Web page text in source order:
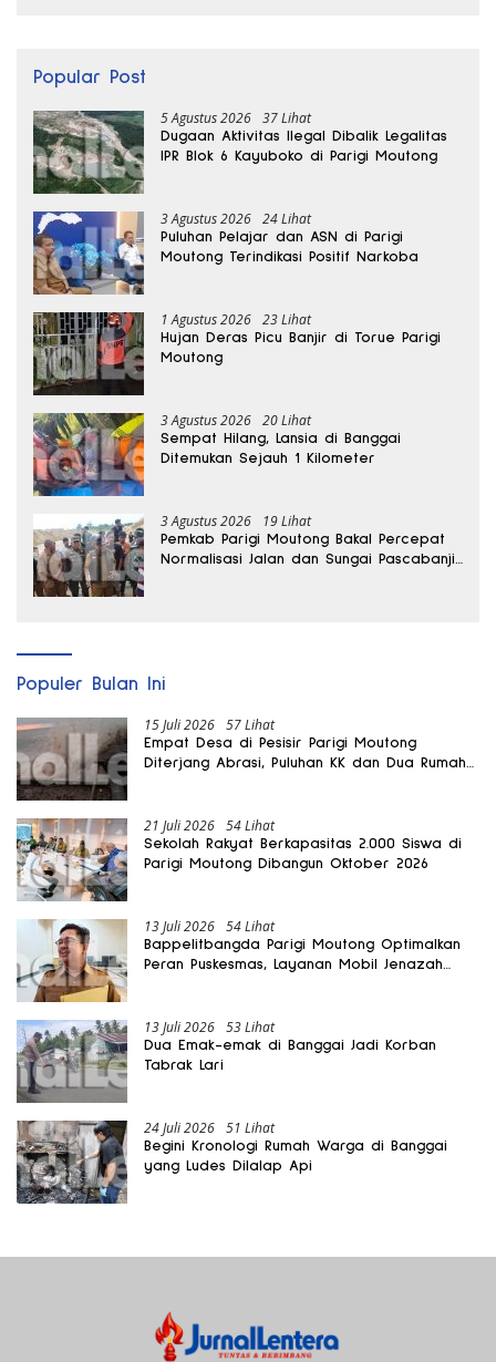
Popular Post
5 Agustus 2026 37 Lihat
Dugaan Aktivitas Ilegal Dibalik Legalitas
IPR Blok 6 Kayuboko di Parigi Moutong
3 Agustus 2026 24 Lihat
Puluhan Pelajar dan ASN di Parigi
Moutong Terindikasi Positif Narkoba
1 Agustus 2026 23 Lihat
Hujan Deras Picu Banjir di Torue Parigi
Moutong
3 Agustus 2026 20 Lihat
Sempat Hilang, Lansia di Banggai
Ditemukan Sejauh 1 Kilometer
3 Agustus 2026 19 Lihat
Pemkab Parigi Moutong Bakal Percepat
Normalisasi Jalan dan Sungai Pascabanjir
Populer Bulan Ini
15 Juli 2026 57 Lihat
Empat Desa di Pesisir Parigi Moutong
Diterjang Abrasi, Puluhan KK dan Dua Rumah
21 Juli 2026 54 Lihat
Sekolah Rakyat Berkapasitas 2.000 Siswa di
Parigi Moutong Dibangun Oktober 2026
13 Juli 2026 54 Lihat
Bappelitbangda Parigi Moutong Optimalkan
Peran Puskesmas, Layanan Mobil Jenazah
13 Juli 2026 53 Lihat
Dua Emak-emak di Banggai Jadi Korban
Tabrak Lari
24 Juli 2026 51 Lihat
Begini Kronologi Rumah Warga di Banggai
yang Ludes Dilalap Api